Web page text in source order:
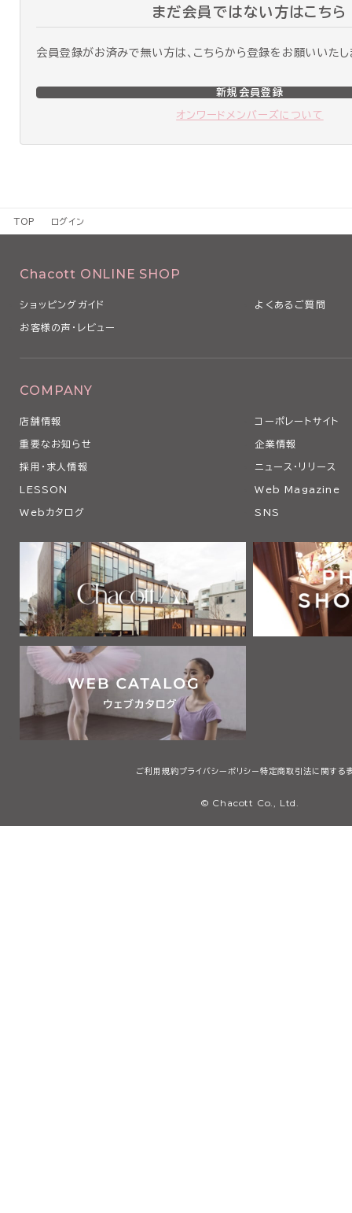
まだ会員ではない方はこちら
会員登録がお済みで無い方は、こちらから登録をお願いいたし
新規会員登録
オンワードメンバーズについて
TOP ログイン
Chacott ONLINE SHOP
ショッピングガイド よくあるご質問
お客様の声・レビュー
COMPANY
店舗情報 コーポレートサイト
重要なお知らせ 企業情報
採用・求人情報 ニュース・リリース
LESSON Web Magazine
Webカタログ SNS
ご利用規約プライバシーポリシー 特定商取引法に関する
© Chacott Co., Ltd.